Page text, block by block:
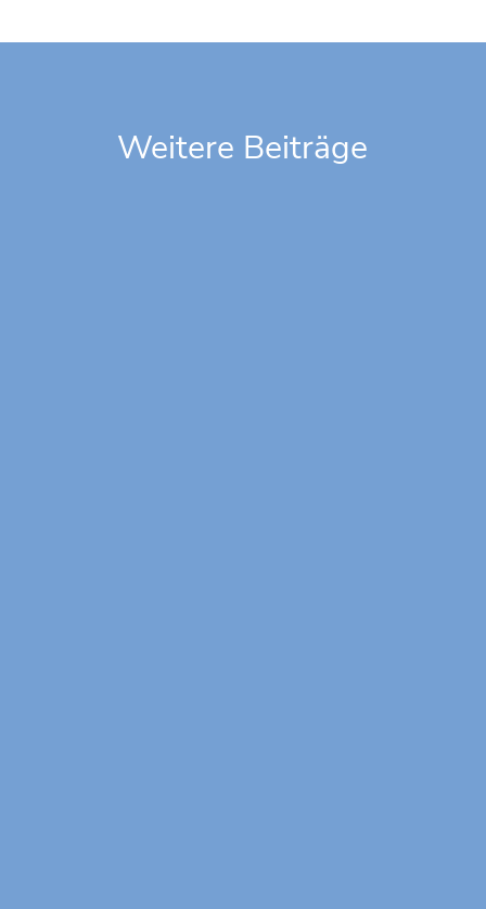
Weitere Beiträge